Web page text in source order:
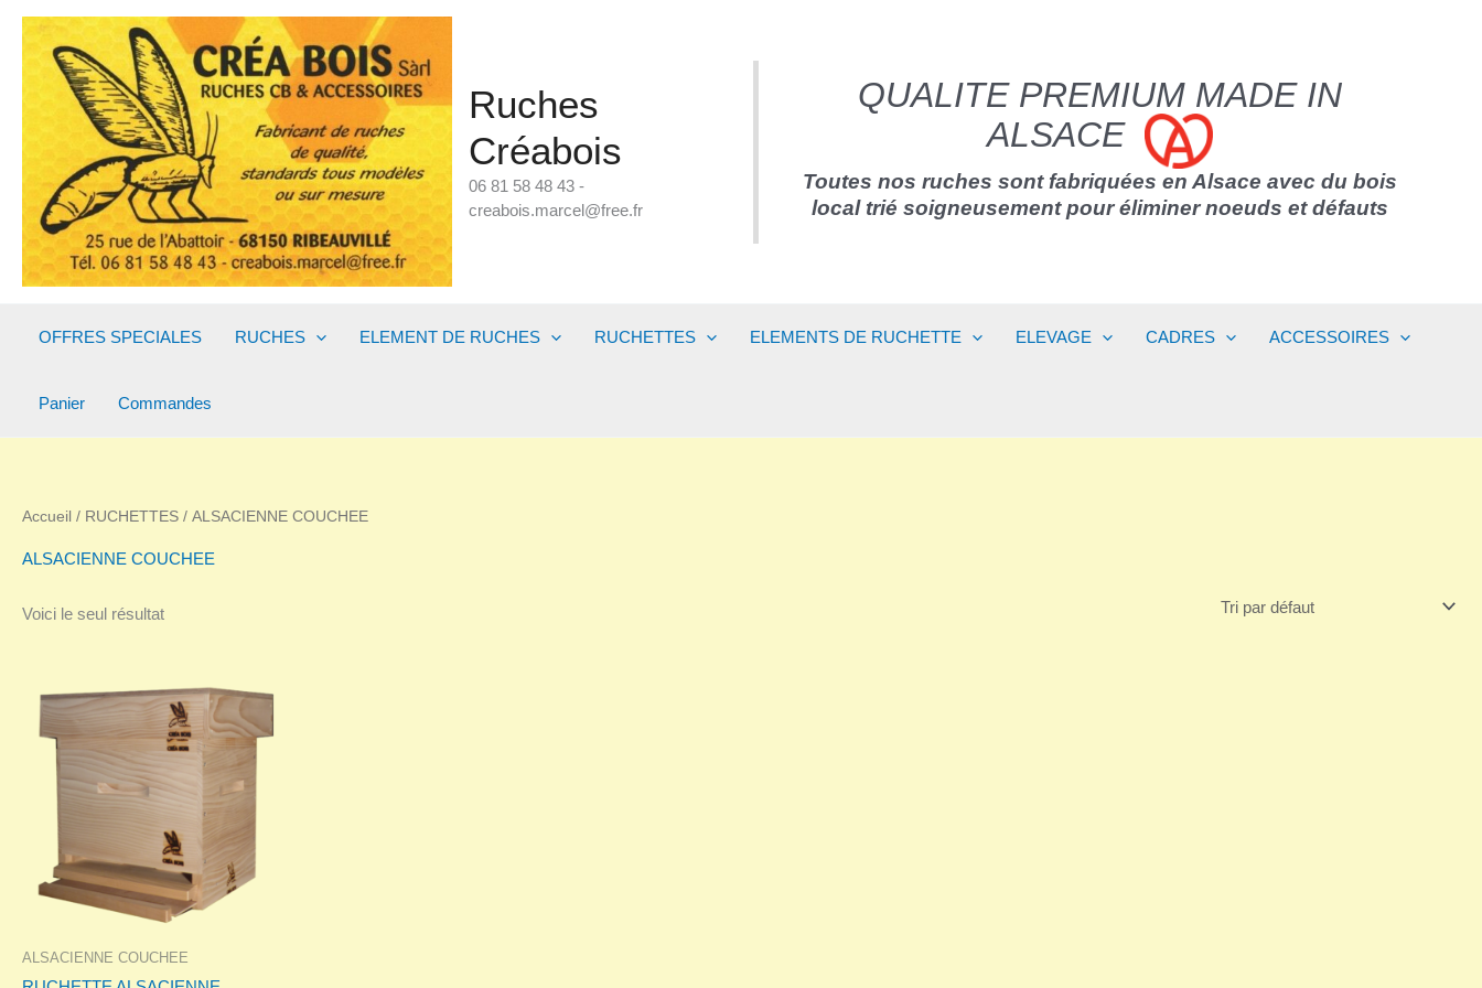
contenu
Ruches
Créabois
06 81 58 48 43 -
creabois.marcel@free.fr
QUALITE PREMIUM MADE IN
ALSACE
Toutes nos ruches sont fabriquées en Alsace avec du bois
local trié soigneusement pour éliminer noeuds et défauts
OFFRES SPECIALES RUCHES ELEMENT DE RUCHES RUCHETTES ELEMENTS DE RUCHETTE ELEVAGE CADRES ACCESSOIRES
Panier Commandes
Accueil / RUCHETTES / ALSACIENNE COUCHEE
ALSACIENNE COUCHEE
Voici le seul résultat
ALSACIENNE COUCHEE